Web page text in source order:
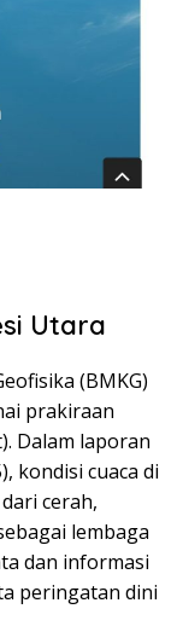
Utara
(BMKG)
prakiraan
Dalam laporan
kondisi cuaca di
cerah,
lembaga
dan informasi
peringatan dini